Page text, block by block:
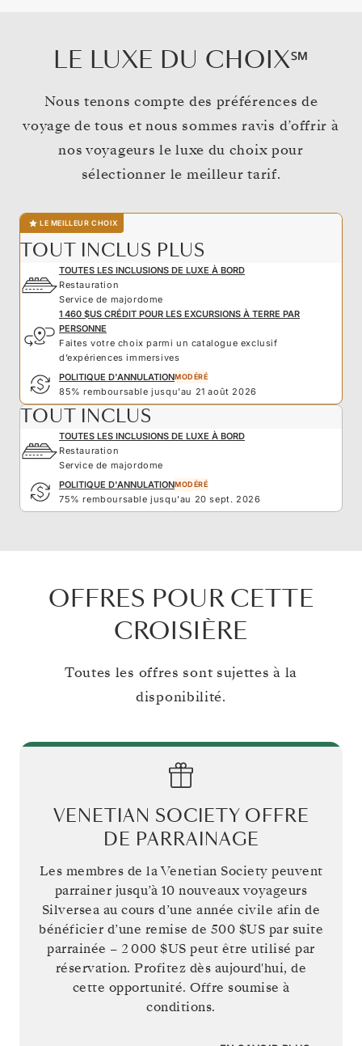
LE LUXE DU CHOIX℠
Nous tenons compte des préférences de
voyage de tous et nous sommes ravis d’offrir à
nos voyageurs le luxe du choix pour
sélectionner le meilleur tarif.
LE MEILLEUR CHOIX
TOUT INCLUS PLUS
TOUTES LES INCLUSIONS DE LUXE À BORD
Restauration
Service de majordome
1 460 $US CRÉDIT POUR LES EXCURSIONS À TERRE PAR
PERSONNE
Faites votre choix parmi un catalogue exclusif
d’expériences immersives
POLITIQUE D'ANNULATIONMODÉRÉ
85% remboursable jusqu'au 21 août 2026
TOUT INCLUS
TOUTES LES INCLUSIONS DE LUXE À BORD
Restauration
Service de majordome
POLITIQUE D'ANNULATIONMODÉRÉ
75% remboursable jusqu'au 20 sept. 2026
OFFRES POUR CETTE
CROISIÈRE
Toutes les offres sont sujettes à la
disponibilité.
VENETIAN SOCIETY OFFRE
DE PARRAINAGE
Les membres de la Venetian Society peuvent
parrainer jusqu’à 10 nouveaux voyageurs
Silversea au cours d’une année civile afin de
bénéficier d’une remise de 500 $US par suite
parrainée – 2 000 $US peut être utilisé par
réservation. Profitez dès aujourd'hui, de
cette opportunité. Offre soumise à
conditions.